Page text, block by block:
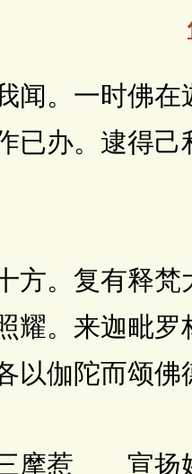
。一时佛在
已办。逮得
。复有释梵
耀。来迦毗
以伽陀而颂佛
惹 宣扬